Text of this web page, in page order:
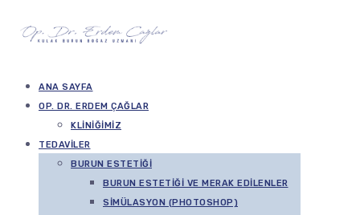
ANA SAYFA
OP. DR. ERDEM ÇAĞLAR
KLINIĞIMIZ
TEDAVILER
BURUN ESTETIĞI
BURUN ESTETIĞI VE MERAK EDILENLER
SIMÜLASYON (PHOTOSHOP)